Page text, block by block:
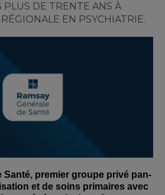
PLUS DE TRENTE ANS À
RÉGIONALE EN PSYCHIATRIE.
Santé, premier groupe privé pan-
et de soins primaires avec